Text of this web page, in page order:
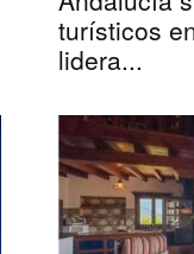
turísticos
lidera...